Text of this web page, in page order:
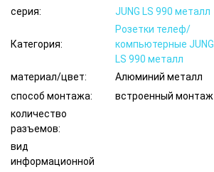
серия:
JUNG LS 990 металл
Категория:
Розетки телеф/
компьютерные JUNG
LS 990 металл
материал/цвет:
Алюминий металл
способ монтажа:
встроенный монтаж
количество
разъемов:
вид
информационной